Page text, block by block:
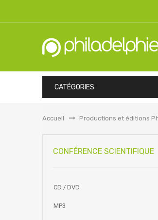
CATÉGORIES
Accueil &gt;Productions et éditions
CONFÉRENCE SCIENTIFIQUE
CD / DVD
MP3